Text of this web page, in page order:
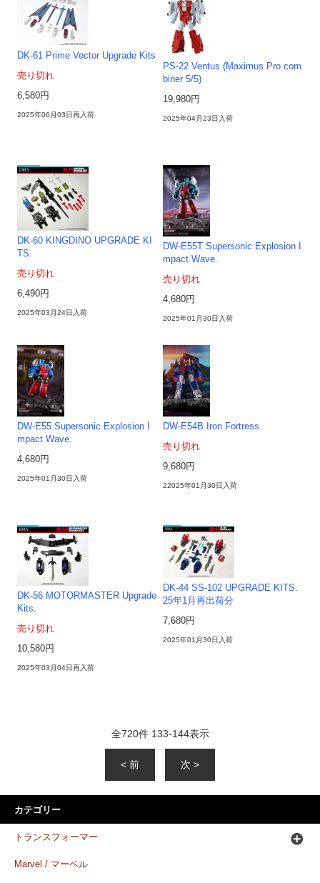
DK-61 Prime Vector Upgrade Kits
売り切れ
6,580円
2025年06月03日再入荷
PS-22 Ventus (Maximus Pro com
biner 5/5)
19,980円
2025年04月23日入荷
DK-60 KINGDINO UPGRADE KI
TS.
売り切れ
6,490円
2025年03月24日入荷
DW-E55T Supersonic Explosion I
mpact Wave.
売り切れ
4,680円
2025年01月30日入荷
DW-E55 Supersonic Explosion I
mpact Wave.
4,680円
2025年01月30日入荷
DW-E54B Iron Fortress.
売り切れ
9,680円
22025年01月30日入荷
DK-56 MOTORMASTER Upgrade
Kits.
売り切れ
10,580円
2025年03月04日再入荷
DK-44 SS-102 UPGRADE KITS.
25年1月再出荷分
7,680円
2025年01月30日入荷
全720件 133-144表示
< 前 次 >
カテゴリー
トランスフォーマー
Marvel / マーベル